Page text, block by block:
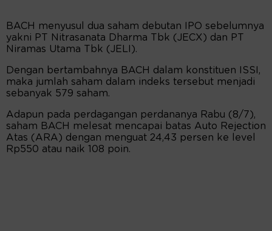
BACH menyusul dua saham debutan IPO sebelumnya
yakni PT Nitrasanata Dharma Tbk (JECX) dan PT
Niramas Utama Tbk (JELI).
Dengan bertambahnya BACH dalam konstituen ISSI,
maka jumlah saham dalam indeks tersebut menjadi
sebanyak 579 saham.
Adapun pada perdagangan perdananya Rabu (8/7),
saham BACH melesat mencapai batas Auto Rejection
Atas (ARA) dengan menguat 24,43 persen ke level
Rp550 atau naik 108 poin.